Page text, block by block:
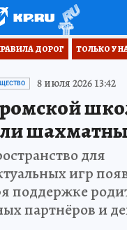
ДОРОГ ТОЛЬКО У
8 июля 2026 13:42
для
игр
поддержке
партнёров и